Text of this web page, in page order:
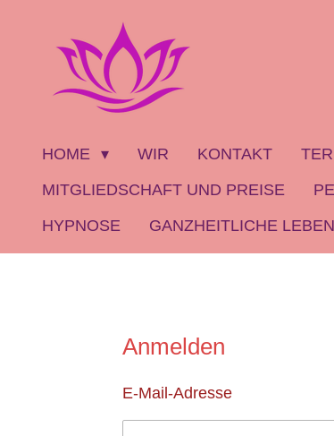
Hauptinhalt
springen
HOME WIR KONTAKT
MITGLIEDSCHAFT UND PREISE
HYPNOSE
GANZHEITLICHE
Anmelden
E-Mail-Adresse